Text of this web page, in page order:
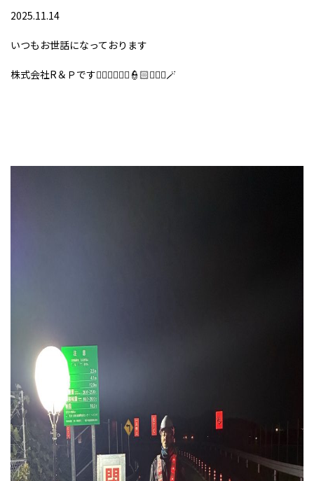
2025.11.14
いつもお世話になっております
株式会社R＆Ｐです👮🏻‍♂️👮🏻‍♀️👮🏻👮🏼‍♂️🪄